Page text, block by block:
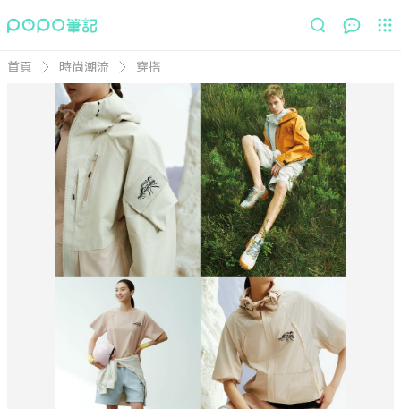
首頁 時尚潮流 穿搭